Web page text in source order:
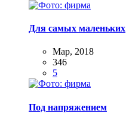
Для самых маленьких
Мар, 2018
346
5
Под напряжением